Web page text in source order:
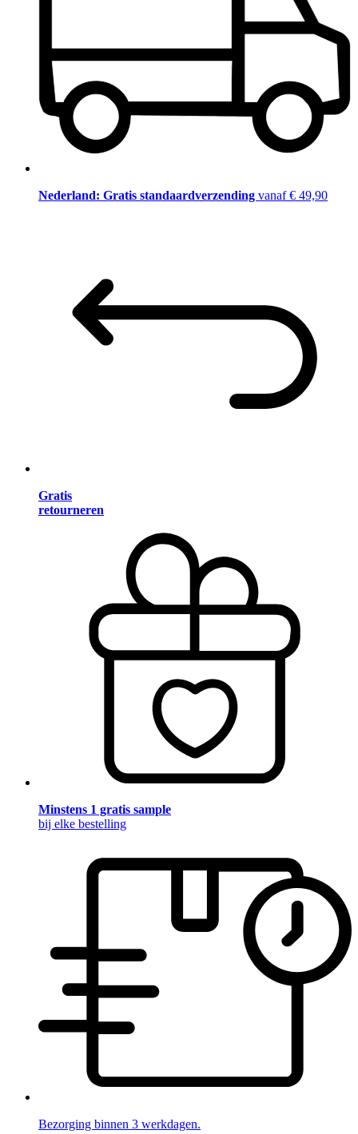
Nederland: Gratis standaardverzending vanaf € 49,90
Gratis
retourneren
Minstens 1 gratis sample
bij elke bestelling
Bezorging binnen 3 werkdagen.